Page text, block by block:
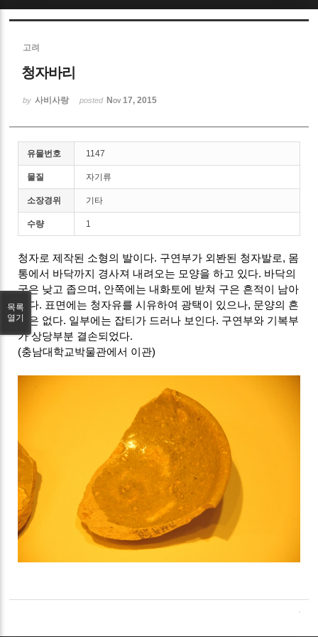
고려
청자바리
by 사비사랑 posted Nov 17, 2015
유물번호 1147
물질 자기류
소장경위 기타
수량 1
청자로 제작된 소형의 발이다. 구연부가 외봔된 청자발로, 몸
통에서 바닥까지 경사져 내려오는 모양을 하고 있다. 바닥의
굽은 낮고 좁으며, 안쪽에는 내화토에 받쳐 구은 흔적이 남아
있다. 표면에는 청자유를 시유하여 광택이 있으나, 문양의 흔
적은 없다. 일부에는 잡티가 드러나 보인다. 구연부와 기복부
가 상당부분 결손되었다.
(충남대학교박물관에서 이관)
목록
열기
Sketchbook5, 스케치북5
Sketchbook5, 스케치북5